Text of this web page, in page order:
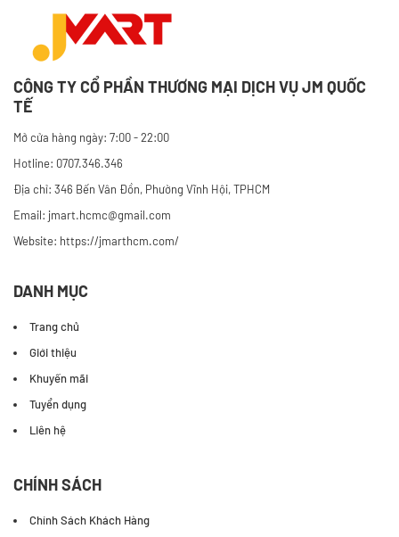
CÔNG TY CỔ PHẦN THƯƠNG MẠI DỊCH VỤ JM QUỐC
TẾ
Mở cửa hàng ngày: 7:00 - 22:00
Hotline: 0707.346.346
Địa chỉ: 346 Bến Vân Đồn, Phường Vĩnh Hội, TPHCM
Email: jmart.hcmc@gmail.com
Website: https://jmarthcm.com/
DANH MỤC
Trang chủ
Giới thiệu
Khuyến mãi
Tuyển dụng
Liên hệ
CHÍNH SÁCH
Chính Sách Khách Hàng